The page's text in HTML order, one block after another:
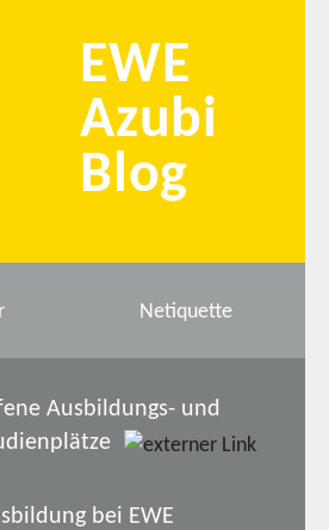
EWE
Azubi
Blog
Netiquette
Ausbildungs- und
bei EWE